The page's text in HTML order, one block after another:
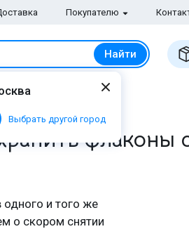
Покупателю
Найти
Выбрать другой город
флаконы
одного и того же
о скором снятии